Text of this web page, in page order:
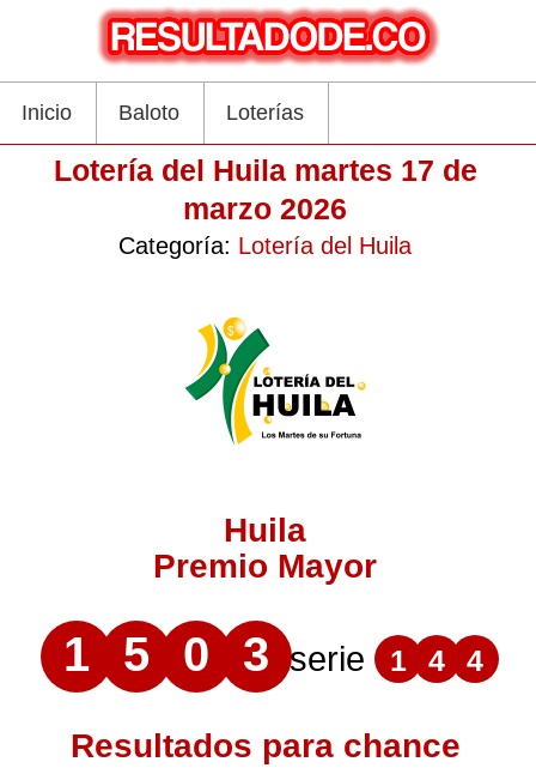
Inicio Baloto Loterías
Lotería del Huila martes 17 de
marzo 2026
Categoría: Lotería del Huila
Huila
Premio Mayor
1 5 0 3 serie 1 4 4
Resultados para chance